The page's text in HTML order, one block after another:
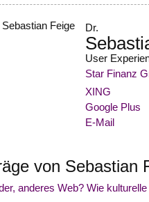
Dr.
User
Star Finanz
XING
Google Plus
E-Mail
von Sebastian
anderes Web? Wie